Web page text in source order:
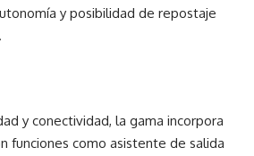
y posibilidad de repostaje
y conectividad, la gama incorpora
funciones como asistente de salida